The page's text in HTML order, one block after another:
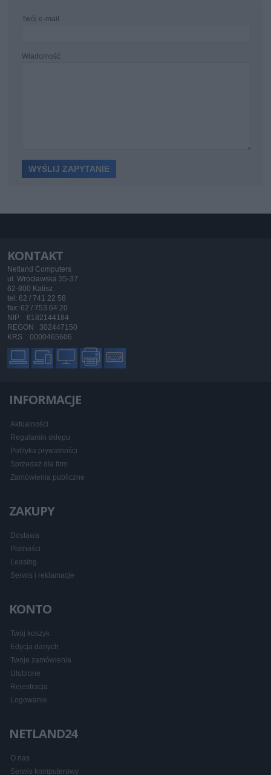
Twój e-mail
Wiadomość
KONTAKT
Netland Computers
ul. Wrocławska 35-37
62-800 Kalisz
tel: 62 / 741 22 58
fax: 62 / 753 64 20
NIP 6182144184
REGON 302447150
KRS 0000465606
INFORMACJE
Aktualności
Regulamin sklepu
Polityka prywatności
Sprzedaż dla firm
Zamówienia publiczne
ZAKUPY
Dostawa
Płatności
Leasing
Serwis i reklamacje
KONTO
Twój koszyk
Edycja danych
Twoje zamówienia
Ulubione
Rejestracja
Logowanie
NETLAND24
O nas
Serwis komputerowy